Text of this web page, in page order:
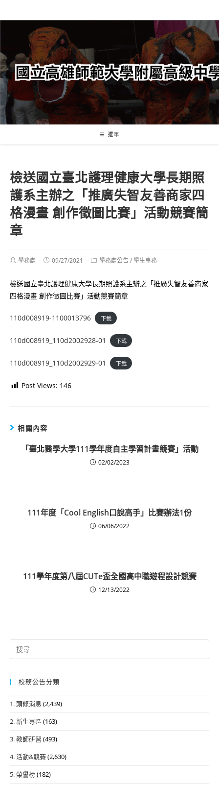
轉
要
內
容
選單
檢送國立臺北護理健康大學長期照
護系主辦之「推廣失智友善商家四
格漫畫 創作徵圖比賽」活動競賽簡
章
Post學務處
Post09/27/2021
Post學務處公告/學生事務
檢送國立臺北護理健康大學長期照護系主辦之「推廣失智友善商家
四格漫畫 創作徵圖比賽」活動競賽簡章
110d008919-1100013796 下載
110d008919_110d2002928-01 下載
110d008919_110d2002929-01 下載
Post Views: 146
相關內容
「臺北醫學大學111學年度自主學習計畫競賽」活動
02/02/2023
111年度「Cool English口說高手」比賽辦法1份
06/06/2022
111學年度第八屆CUTe盃全國高中職遊程設計競賽
12/13/2022
Search
for:
校務公告分類
1. 頭條消息 (2,439)
2. 新生專區 (163)
3. 教師研習 (493)
4. 活動&競賽(2,630)
5. 榮譽榜(182)